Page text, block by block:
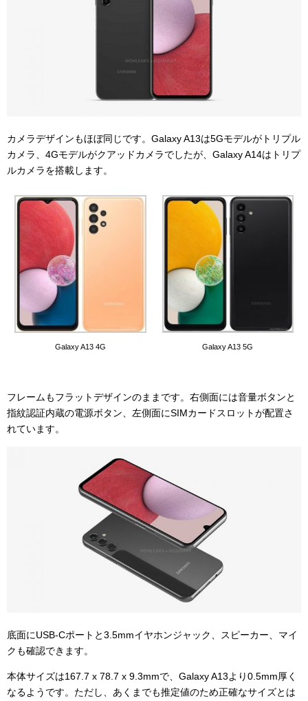
カメラデザインもほぼ同じです。Galaxy A13は5Gモデルがトリプル
カメラ、4Gモデルがクアッドカメラでしたが、Galaxy A14はトリプ
ルカメラを搭載します。
Galaxy A13 4G Galaxy A13 5G
フレームもフラットデザインのままです。右側面には音量ボタンと
指紋認証内蔵の電源ボタン、左側面にSIMカードスロットが配置さ
れています。
底面にUSB-Cポートと3.5mmイヤホンジャック、スピーカー、マイ
クも確認できます。
本体サイズは167.7 x 78.7 x 9.3mmで、Galaxy A13より0.5mm厚く
なるようです。ただし、あくまでも推定値のため正確なサイズとは